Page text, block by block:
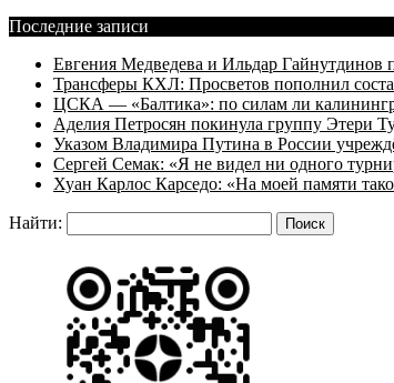
Последние записи
Евгения Медведева и Ильдар Гайнутдинов
Трансферы КХЛ: Просветов пополнил
ЦСКА — «Балтика»: по силам ли
Аделия Петросян покинула группу Этери
Указом Владимира Путина в России
Сергей Семак: «Я не видел ни одного
Хуан Карлос Карседо: «На моей памяти
Найти: